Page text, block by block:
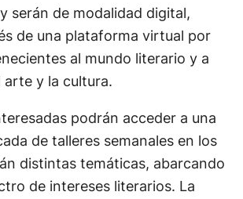
serán de modalidad digital,
de una plataforma virtual por
al mundo literario y a
arte y la cultura.
podrán acceder a una
de talleres semanales en los
distintas temáticas, abarcando
de intereses literarios. La